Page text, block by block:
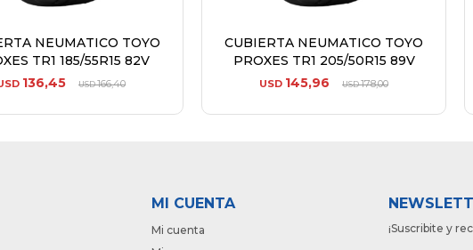
NEUMATICO TOYO
TR1 185/55R15 82V
136,45 USD166,40
CUBIERTA NEUMATICO TOYO
PROXES TR1 205/50R15 89V
USD 145,96 USD178,00
MI CUENTA
Mi cuenta
¡Suscribite y